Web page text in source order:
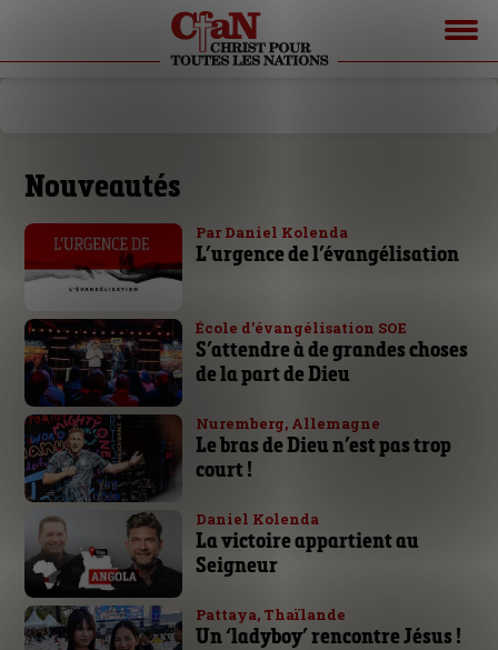
Nouveautés
Par Daniel Kolenda
L’urgence de l’évangélisation
École d’évangélisation SOE
S’attendre à de grandes choses
de la part de Dieu
Nuremberg, Allemagne
Le bras de Dieu n’est pas trop
court !
Daniel Kolenda
La victoire appartient au
Seigneur
Pattaya, Thaïlande
Un ‘ladyboy’ rencontre Jésus !